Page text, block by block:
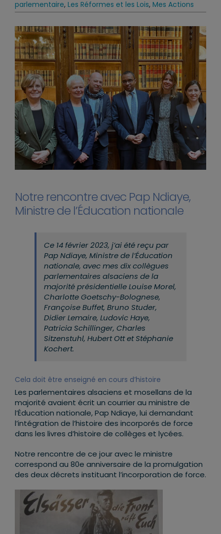
parlementaire, Les Réformes et les Lois, Mes Actions
Notre rencontre avec Pap Ndiaye,
Ministre de l’Éducation nationale
Ce 14 février 2023, j’ai été reçu par
Pap Ndiaye, Ministre de l’Éducation
nationale, avec mes dix collègues
parlementaires alsaciens de la
majorité présidentielle Louise Morel,
Charlotte Goetschy-Bolognese,
Françoise Buffet, Bruno Studer,
Didier Lemaire, Ludovic Haye,
Patricia Schillinger, Charles
Sitzenstuhl, Hubert Ott et Stéphanie
Kochert.
Cela doit être enseigné en cours d’histoire
Les parlementaires alsaciens et mosellans de la
majorité avaient écrit un courrier au ministre de
l’Éducation nationale, Pap Ndiaye, lui demandant
l’intégration de l’histoire des incorporés de force
dans les livres d’histoire de collèges et lycées.
Notre rencontre de ce jour avec le ministre
correspond au 80e anniversaire de la promulgation
des deux décrets instituant l’incorporation de force.